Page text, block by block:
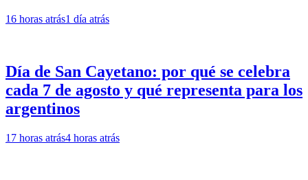
16 horas atrás1 día atrás
Día de San Cayetano: por qué se celebra
cada 7 de agosto y qué representa para los
argentinos
17 horas atrás4 horas atrás